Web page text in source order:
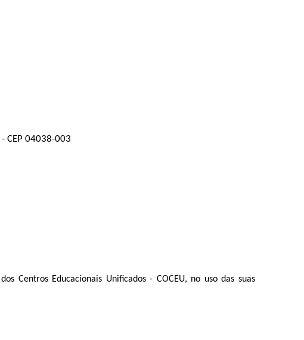
CEP 04038-003
Centros Educacionais Unificados - COCEU, no uso das suas